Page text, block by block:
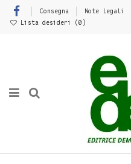
Consegna Note legali
Lista desideri (0 )